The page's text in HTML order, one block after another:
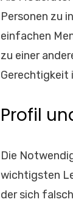
Personen zu
einfachen
zu einer
Profil
Die
wichtigsten
der sich